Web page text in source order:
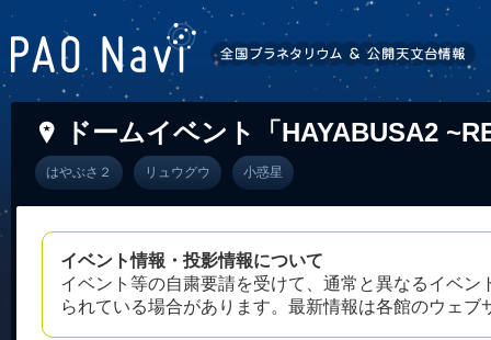
ドームイベント「HAYABUSA2
はやぶさ２ リュウグウ 小惑星
イベント情報・投影情報について
イベント等の自粛要請を受けて、通常と異なるイベ
られている場合があります。最新情報は各館のウェ